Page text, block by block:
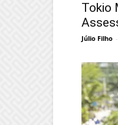
Tokio
Júlio Filho -